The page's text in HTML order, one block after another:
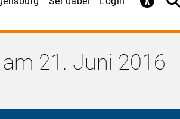
21. Juni 2016